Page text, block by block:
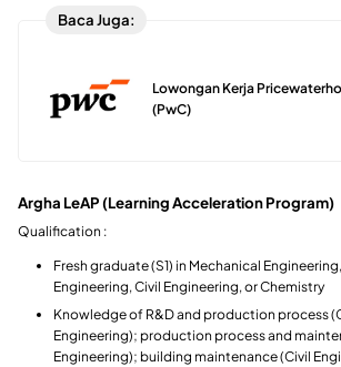
Baca Juga:
Lowongan Kerja
(PwC)
Argha LeAP (Learning Acceleration Program)
Qualification :
Fresh graduate (S1) in Mechanical
Engineering, Civil Engineering, or Chemistry
Knowledge of R&D and production process
Engineering); production process and
Engineering); building maintenance (Civil